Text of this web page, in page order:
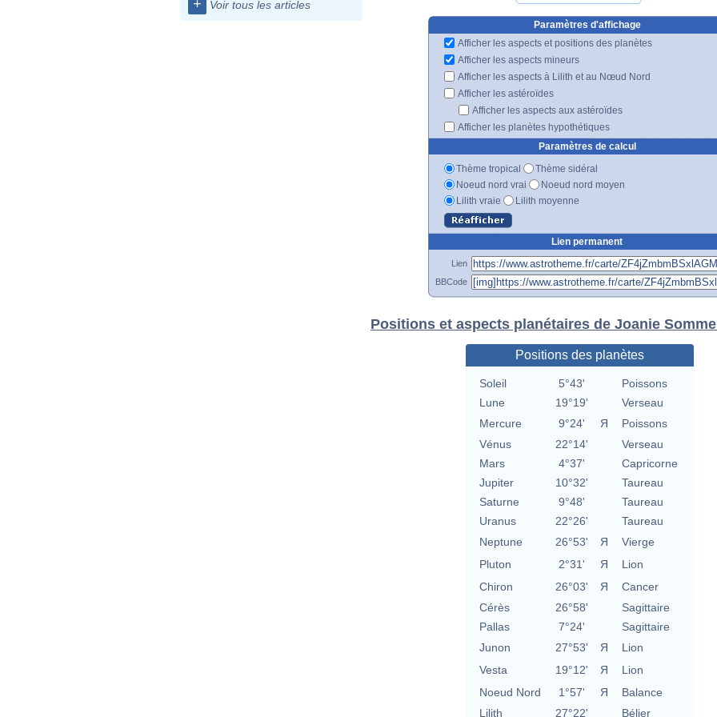
+ Voir tous les articles
Paramètres d'affichage
Afficher les aspects et positions des planètes
Afficher les aspects mineurs
Afficher les aspects à Lilith et au Nœud Nord
Afficher les astéroïdes
Afficher les aspects aux astéroïdes
Afficher les planètes hypothétiques
Paramètres de calcul
Thème tropical
Thème sidéral
Noeud nord vrai
Noeud nord moyen
Lilith vraie
Lilith moyenne
Lien permanent
Lien
BBCode
Positions et aspects planétaires de Joanie
Positions des planètes
Soleil 5°43'
Poissons
Lune
19°19'
Verseau
Mercure
9°24' Я
Poissons
Vénus
22°14'
Verseau
Mars
4°37'
Capricorne
Jupiter
10°32'
Taureau
Saturne
9°48'
Taureau
Uranus
22°26'
Taureau
Neptune
26°53' Я
Vierge
Pluton
2°31' Я
Lion
Chiron
26°03' Я
Cancer
Cérès
26°58'
Sagittaire
Pallas
7°24'
Sagittaire
Junon
27°53' Я
Lion
Vesta
19°12' Я
Lion
Noeud Nord
1°57' Я
Balance
Lilith
27°22' Bélier